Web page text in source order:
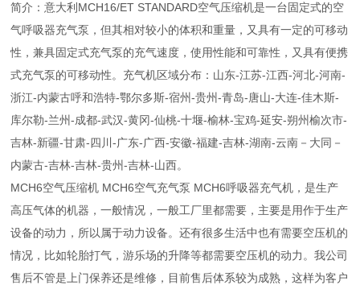
简介：意大利MCH16/ET STANDARD空气压缩机是一台固定式的空
气呼吸器充气泵，但其相对较小的体积和重量，又具有一定的可移动
性，兼具固定式充气泵的充气速度，使用性能和可靠性，又具有便携
式充气泵的可移动性。充气机区域分布：山东-江苏-江西-河北-河南-
浙江-内蒙古呼和浩特-鄂尔多斯-宿州-贵州-青岛-唐山-大连-佳木斯-
库尔勒-兰州-成都-武汉-黄冈-仙桃-十堰-榆林-宝鸡-延安-朔州榆次市-
吉林-新疆-甘肃-四川-广东-广西-安徽-福建-吉林-湖南-云南－大同－
内蒙古-吉林-吉林-贵州-吉林-山西。
MCH6空气压缩机 MCH6空气充气泵 MCH6呼吸器充气机，是生产
高压气体的机器，一般情况，一般工厂里都需要，主要是用作于生产
设备的动力，所以属于动力设备。还有很多生活中也有需要空压机的
情况，比如轮胎打气，游乐场的升降等都需要空压机的动力。我公司
售后不管是上门保养还是维修，目前售后体系较为成熟，这样为客户